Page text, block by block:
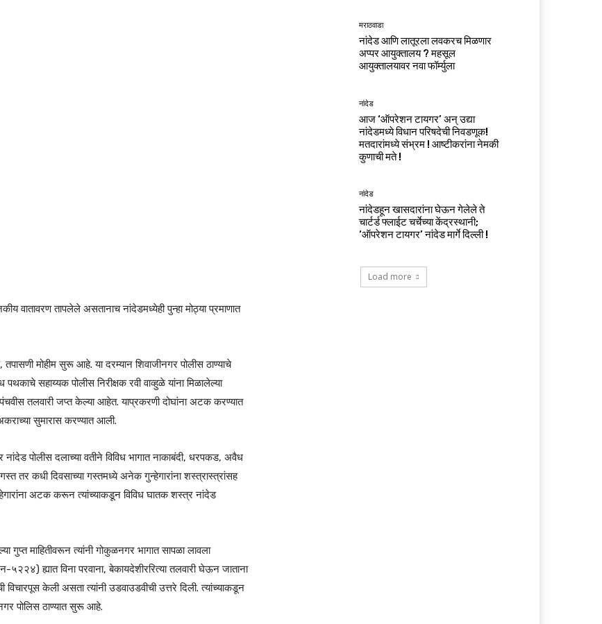
वातावरण तापलेले असतानाच नांदेडमध्येही पुन्हा मोठ्या प्रमाणात
तपासणी मोहीम सुरू आहे. या दरम्यान शिवाजीनगर पोलीस ठाण्याचे
पथकाचे सहाय्यक पोलीस निरीक्षक रवी वाव्हुळे यांना मिळालेल्या
तलवारी जप्त केल्या आहेत. याप्रकरणी दोघांना अटक करण्यात
सुमारास करण्यात आली.
नांदेड पोलीस दलाच्या वतीने विविध भागात नाकाबंदी, धरपकड, अवैध
तर कधी दिवसाच्या गस्तमध्ये अनेक गुन्हेगारांना शस्त्रास्त्रांसह
अटक करून त्यांच्याकडून विविध घातक शस्त्र नांदेड
गुप्त माहितीवरून त्यांनी गोकुळनगर भागात सापळा लावला
ह्यात विना परवाना, बेकायदेशीररित्या तलवारी घेऊन जाताना
विचारपूस केली असता त्यांनी उडवाउडवीची उत्तरे दिली. त्यांच्याकडून
पोलिस ठाण्यात सुरू आहे.
मराठवाडा
नांदेड आणि लातूरला लवकरच मिळणार
अप्पर आयुक्तालय ? महसूल
आयुक्तालयावर नवा फॉर्म्युला
नांदेड
आज ‘ऑपरेशन टायगर’ अन् उद्या
नांदेडमध्ये विधान परिषदेची निवडणूक!
मतदारांमध्ये संभ्रम ! आष्टीकरांना नेमकी
कुणाची मते !
नांदेड
नांदेडहून खासदारांना घेऊन गेलेले ते
चार्टर्ड फ्लाईट चर्चेच्या केंद्रस्थानी;
‘ऑपरेशन टायगर’ नांदेड मार्गे दिल्ली !
Load more